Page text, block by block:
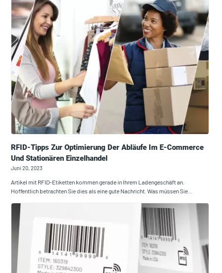
RFID-Tipps Zur Optimierung Der Abläufe Im E-Commerce
Und Stationären Einzelhandel
Juni 20, 2023
Artikel mit RFID-Etiketten kommen gerade in Ihrem Ladengeschäft an.
Hoffentlich betrachten Sie dies als eine gute Nachricht. Was müssen Sie…